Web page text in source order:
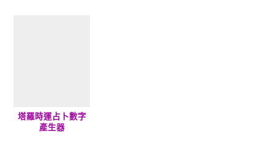
塔羅時運占卜數字
產生器